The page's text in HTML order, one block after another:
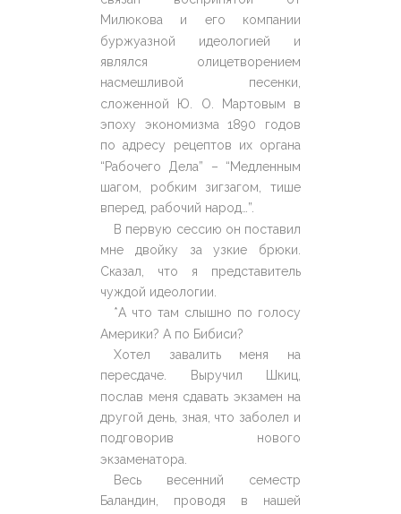
Милюкова и его компании
буржуазной идеологией и
являлся олицетворением
насмешливой песенки,
сложенной Ю. О. Мартовым в
эпоху экономизма 1890 годов
по адресу рецептов их органа
“Рабочего Дела” – “Медленным
шагом, робким зигзагом, тише
вперед, рабочий народ…”.
В первую сессию он поставил
мне двойку за узкие брюки.
Сказал, что я представитель
чуждой идеологии.
*А что там слышно по голосу
Америки? А по Бибиси?
Хотел завалить меня на
пересдаче. Выручил Шкиц,
послав меня сдавать экзамен на
другой день, зная, что заболел и
подговорив нового
экзаменатора.
Весь весенний семестр
Баландин, проводя в нашей